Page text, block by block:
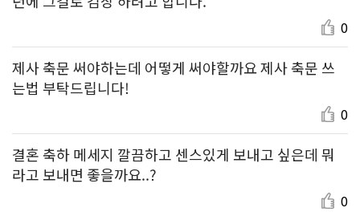
0
제사 축문 써야하는데 어떻게 써야할까요 제사 축문 쓰
는법 부탁드립니다!
0
결혼 축하 메세지 깔끔하고 센스있게 보내고 싶은데 뭐
라고 보내면 좋을까요..?
0